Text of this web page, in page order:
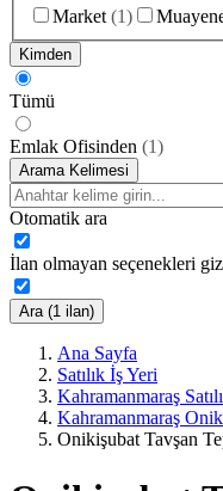
Market (1)
Kimden
Tümü
Emlak Ofisinden (1)
Arama Kelimesi
Otomatik ara
İlan olmayan seçenekleri
Ara (1 ilan)
Ana Sayfa
Satılık İş Yeri
Kahramanmaraş
Kahramanmaraş
Onikişubat Tavşan